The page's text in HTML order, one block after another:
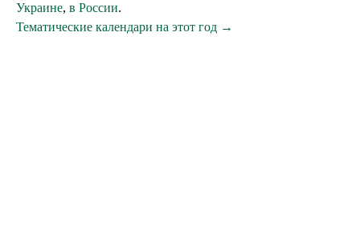
Украине, в России.
Тематические календари на этот год →